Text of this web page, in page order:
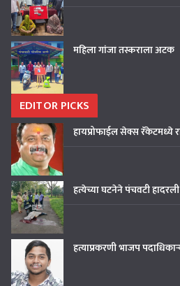
महिला गांजा तस्कराला अटक
EDITOR PICKS
हायप्रोफाईल सेक्स रॅकेटमध्ये
हत्येच्या घटनेने पंचवटी
हत्याप्रकरणी भाजप